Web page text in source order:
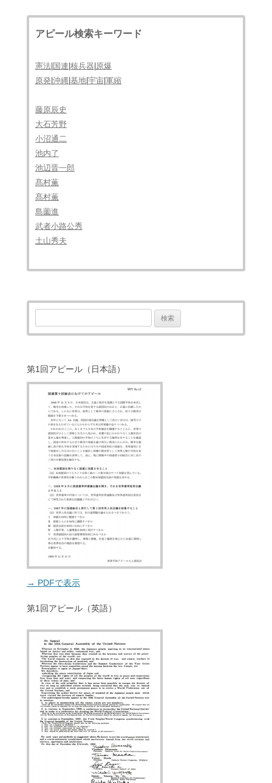
アピール検索キーワード
憲法 国連 核兵器 原爆
原発 沖縄 基地 宇宙 軍縮
藤原辰史
大石芳野
小沼通二
池内了
池辺晋一郎
髙村薫
髙村薫
島薗進
武者小路公秀
土山秀夫
第1回アピール（日本語）
→ PDFで表示
第1回アピール（英語）